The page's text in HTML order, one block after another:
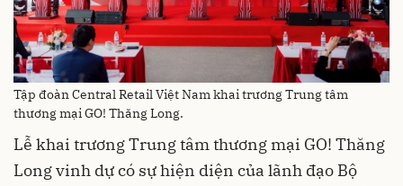
Tập đoàn Central Retail Việt Nam khai trương Trung tâm
thương mại GO! Thăng Long.
Lễ khai trương Trung tâm thương mại GO! Thăng
Long vinh dự có sự hiện diện của lãnh đạo Bộ